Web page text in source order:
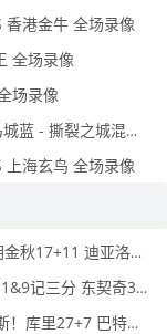
港金牛 全场录像
全场录像
场录像
2026年01月15日G联赛常规赛 俄克拉荷马城蓝 - 撕裂之城混音 全场录像
海玄鸟 全场录像
2026年05月10日 广厦客胜山西扳成1-1 胡金秋17+11 迪亚洛关键上篮不中
2026年01月16日 湖人不敌黄蜂 三球30+11&9记三分 东契奇39分 詹姆斯29+9+6
2026年01月16日 勇士20记三分射穿尼克斯！库里27+7 巴特勒32+8 穆迪三分9中7